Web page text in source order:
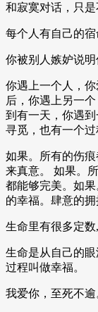
和寂寞对话，只是
每个人有自己的
你被别人嫉妒说
你遇上一个人，
后，你遇上另一
到有一天，你遇
寻觅，也有一个过
如果。所有的伤
来真意。 如果。
都能够完美。如
的幸福。肆意的
生命里有很多定
生命是从自己的
过程叫做幸福。
我爱你，至死不逾